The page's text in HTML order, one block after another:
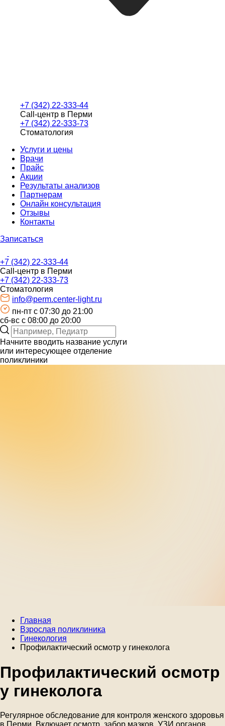
+7 (342) 22-333-44
Call-центр в Перми
+7 (342) 22-333-73
Стоматология
Услуги и цены
Врачи
Прайс
Акции
Результаты анализов
Партнерам
Онлайн консультация
Отзывы
Контакты
Записаться
+7 (342) 22-333-44
Call-центр в Перми
+7 (342) 22-333-73
Стоматология
info@perm.center-light.ru
пн-пт c 07:30 до 21:00
сб-вс с 08:00 до 20:00
Начните вводить название услуги
или интересующее отделение
поликлиники
Главная
Взрослая поликлиника
Гинекология
Профилактический осмотр у гинеколога
Профилактический осмотр
у гинеколога
Регулярное обследование для контроля женского здоровья